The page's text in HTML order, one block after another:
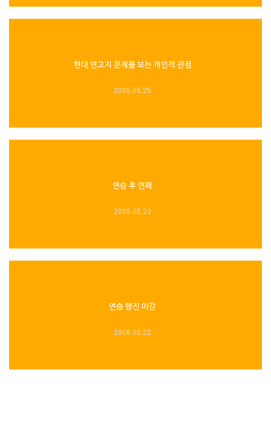
현대 연고지 문제를 보는 개인적 관점
2006.05.25
연승 후 연패
2006.05.23
연승 행진 마감
2006.05.22